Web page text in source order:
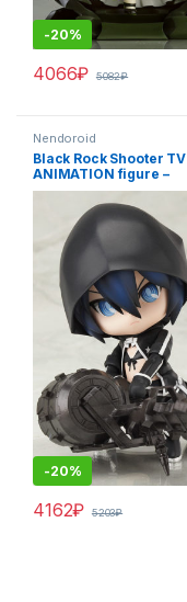
-20%
4066₽ 5082₽
Nendoroid
Black Rock Shooter TV
ANIMATION figure –
Nendoroid 246
-20%
4162₽ 5203₽